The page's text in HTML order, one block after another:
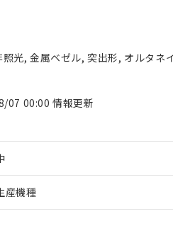
光, 金属ベゼル, 突出形, オルタネ
07 00:00 情報更新
産機種